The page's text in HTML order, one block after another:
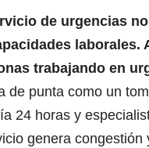
de urgencias
laborales.
trabajando en
de punta como un
24 horas y
genera